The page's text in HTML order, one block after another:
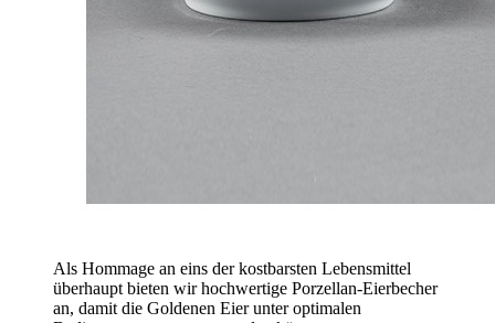
Als Hommage an eins der kostbarsten Lebensmittel
überhaupt bieten wir hochwertige Porzellan-Eierbecher
an, damit die Goldenen Eier unter optimalen